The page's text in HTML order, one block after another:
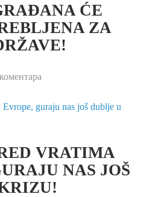
ĆE
ZA
VRATIMA
NAS JOŠ